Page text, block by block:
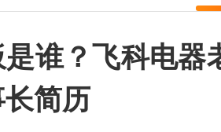
谁？飞科电器
简历